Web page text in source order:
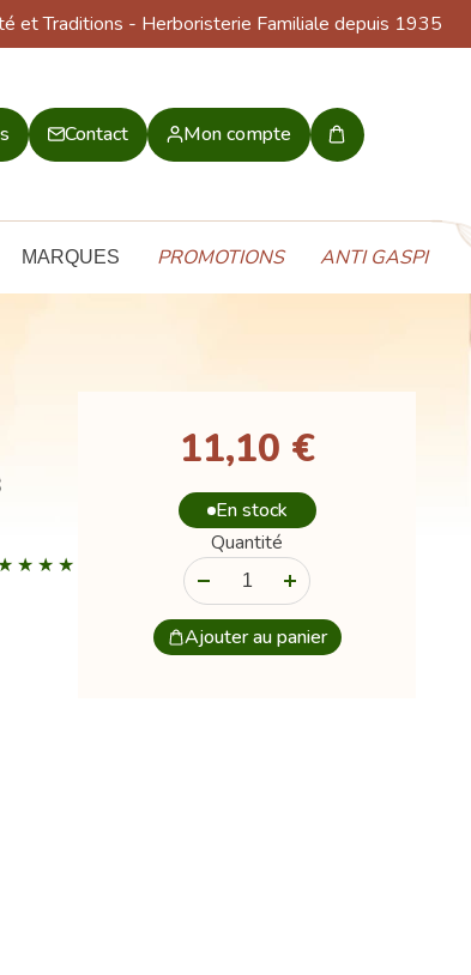
et Traditions - Herboristerie Familiale depuis 1935
Contact Mon compte
Mon
MARQUES PROMOTIONS ANTI GASPI
11,10 €
En stock
Quantité
Ajouter au panier